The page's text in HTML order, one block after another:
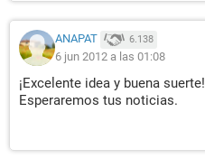
ANAPAT 6.138
6 jun 2012 a las 01:08
¡Excelente idea y buena suerte!
Esperaremos tus noticias.